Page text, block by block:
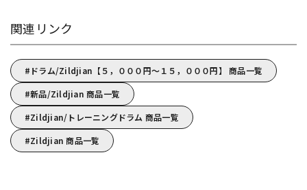
関連リンク
ドラム/Zildjian【５，０００円～１５，０００円】 商品一覧
新品/Zildjian 商品一覧
Zildjian/トレーニングドラム 商品一覧
Zildjian 商品一覧